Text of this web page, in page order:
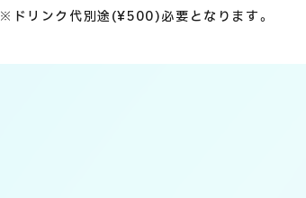
※ドリンク代別途(¥500)必要となります。